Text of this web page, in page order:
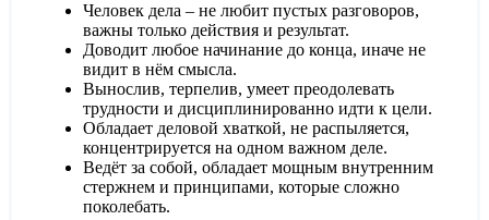
Человек дела – не любит пустых разговоров,
важны только действия и результат.
Доводит любое начинание до конца, иначе не
видит в нём смысла.
Вынослив, терпелив, умеет преодолевать
трудности и дисциплинированно идти к цели.
Обладает деловой хваткой, не распыляется,
концентрируется на одном важном деле.
Ведёт за собой, обладает мощным внутренним
стержнем и принципами, которые сложно
поколебать.